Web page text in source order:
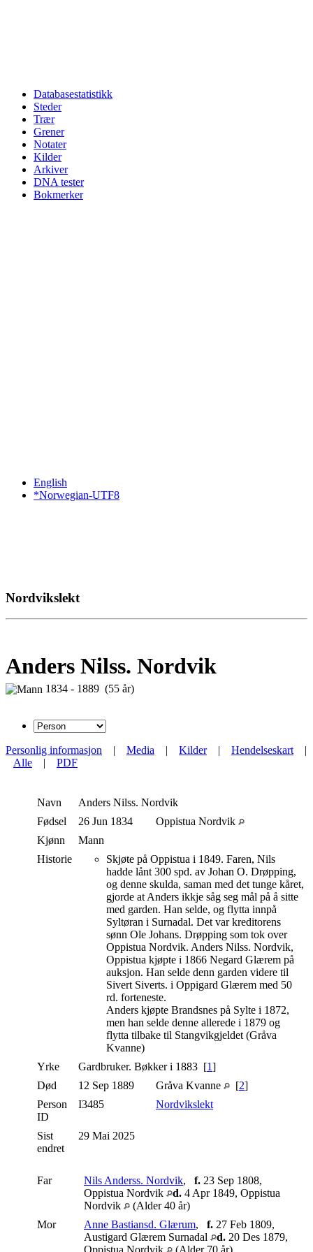
Databasestatistikk
Steder
Trær
Grener
Notater
Kilder
Arkiver
DNA tester
Bokmerker
English
*Norwegian-UTF8
Nordvikslekt
Anders Nilss. Nordvik
1834 - 1889 (55 år)
Personlig informasjon | Media | Kilder| Hendelseskart |
Alle | PDF
Navn Anders Nilss. Nordvik
Fødsel
26 Jun 1834
Oppistua Nordvik
Kjønn
Mann
Historie
Skjøte på Oppistua i 1849. Faren, Nils
hadde lånt 300 spd. av Johan O. Drøpping,
og denne skulda, saman med det tunge kåret,
gjorde at Anders ikkje såg seg mål på å sitte
med garden. Han selde, og flytta innpå
Syltøran i Surnadal. Det var kreditorens
sønn Ole Johans. Drøpping som tok over
Oppistua Nordvik. Anders Nilss. Nordvik,
Oppistua kjøpte i 1866 Negard Glærem på
auksjon. Han selde denn garden videre til
Sivert Siverts. i Oppigard Glærem med 50
rd. forteneste.
Anders kjøpte Brandsnes på Sylte i 1872,
men han selde denne allerede i 1879 og
flytta tilbake til Stangvikgjeldet (Gråva
Kvanne)
Yrke
Gardbruker. Bøkker i 1883 [1]
Død
12 Sep 1889 Gråva Kvanne [2]
Person
ID
I3485 Nordvikslekt
Sist
endret
29 Mai 2025
Far Nils Anderss. Nordvik, f. 23 Sep 1808,
Oppistua Nordvik
d. 4 Apr 1849, Oppistua
Nordvik
(Alder 40 år)
Mor
Anne Bastiansd. Glærum, f. 27 Feb 1809,
Austigard Glærem Surnadal
d. 20 Des 1879,
Oppistua Nordvik
(Alder 70 år)